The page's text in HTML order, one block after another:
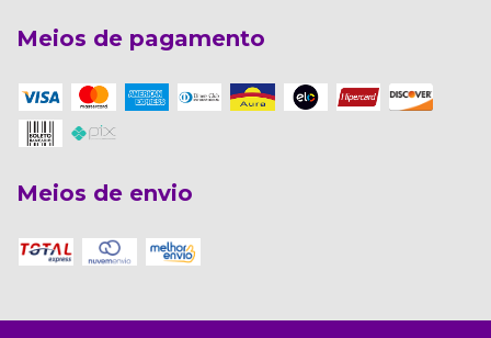
Meios de pagamento
Meios de envio